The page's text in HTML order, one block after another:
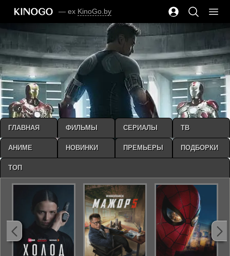
— ex KinoGo.by
ГЛАВНАЯ ФИЛЬМЫ СЕРИАЛЫ ТВ
АНИМЕ НОВИНКИ ПРЕМЬЕРЫ ПОДБОРКИ
ТОП